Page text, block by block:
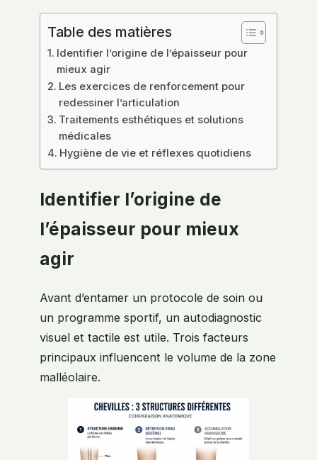
Table des matières
Identifier l’origine de l’épaisseur pour
mieux agir
Les exercices de renforcement pour
redessiner l’articulation
Traitements esthétiques et solutions
médicales
Hygiène de vie et réflexes quotidiens
Identifier l’origine de
l’épaisseur pour mieux
agir
Avant d’entamer un protocole de soin ou
un programme sportif, un autodiagnostic
visuel et tactile est utile. Trois facteurs
principaux influencent le volume de la zone
malléolaire.